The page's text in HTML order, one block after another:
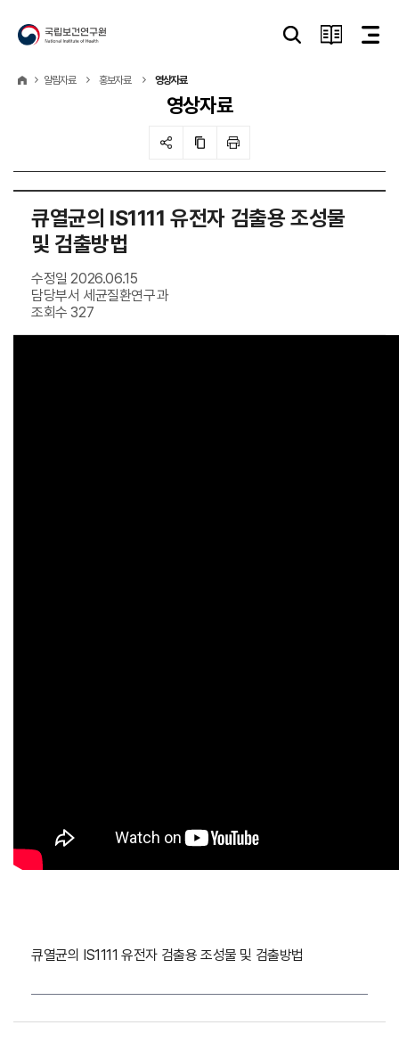
알림자료 홍보자료 영상자료
영상자료
큐열균의 IS1111 유전자 검출용 조성물
및 검출방법
수정일 2026.06.15
담당부서 세균질환연구과
조회수 327
큐열균의 IS1111 유전자 검출용 조성물 및 검출방법